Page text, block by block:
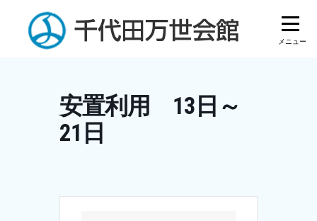
content
安置利用 13日～
21日